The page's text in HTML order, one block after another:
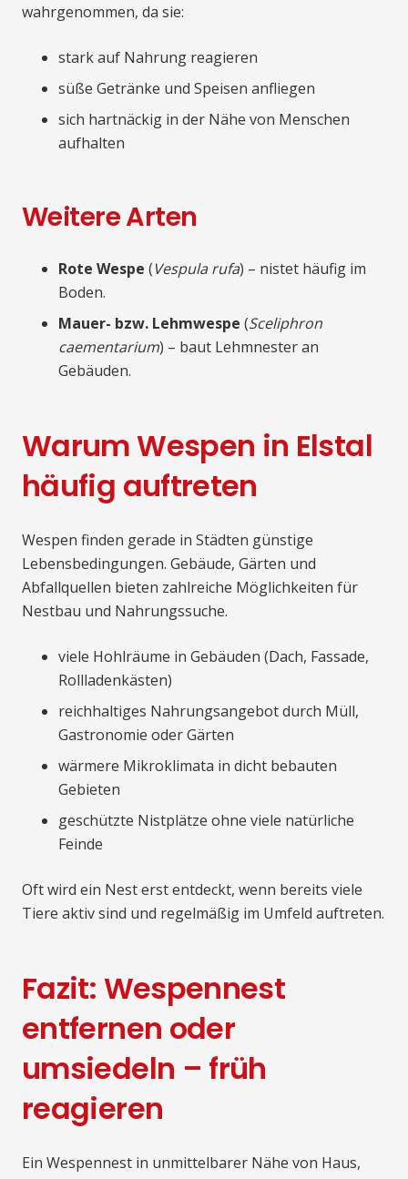
wahrgenommen, da sie:
stark auf Nahrung reagieren
süße Getränke und Speisen anfliegen
sich hartnäckig in der Nähe von Menschen
aufhalten
Weitere Arten
Rote Wespe (Vespula rufa) – nistet häufig im
Boden.
Mauer- bzw. Lehmwespe (Sceliphron
caementarium) – baut Lehmnester an
Gebäuden.
Warum Wespen in Elstal
häufig auftreten
Wespen finden gerade in Städten günstige
Lebensbedingungen. Gebäude, Gärten und
Abfallquellen bieten zahlreiche Möglichkeiten für
Nestbau und Nahrungssuche.
viele Hohlräume in Gebäuden (Dach, Fassade,
Rollladenkästen)
reichhaltiges Nahrungsangebot durch Müll,
Gastronomie oder Gärten
wärmere Mikroklimata in dicht bebauten
Gebieten
geschützte Nistplätze ohne viele natürliche
Feinde
Oft wird ein Nest erst entdeckt, wenn bereits viele
Tiere aktiv sind und regelmäßig im Umfeld auftreten.
Fazit: Wespennest
entfernen oder
umsiedeln – früh
reagieren
Ein Wespennest in unmittelbarer Nähe von Haus,